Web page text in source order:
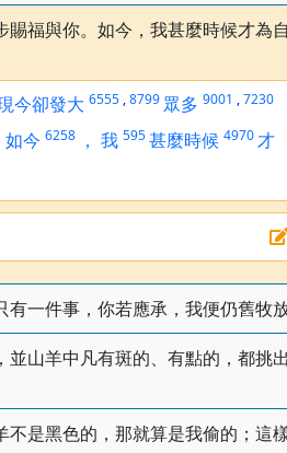
福與你。如今，我甚麼時候才為
今卻發大 6555 ,8799 眾多 9001 ,7230
如今 6258 ， 我 595甚麼時候 4970才
一件事，你若應承，我便仍舊牧放
山羊中凡有斑的、有點的，都挑
是黑色的，那就算是我偷的；這